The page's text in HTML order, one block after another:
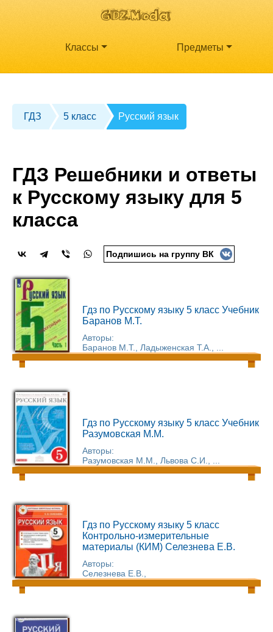
Классы Предметы
ГДЗ 5 класс Русский язык
ГДЗ Решебники и ответы
к Русскому языку для 5
класса
Подпишись на группу ВК
Гдз по Русскому языку 5 класс Учебник
Баранов М.Т.
Авторы:
Баранов М.Т., Ладыженская Т.А., ...
Гдз по Русскому языку 5 класс Учебник
Разумовская М.М.
Авторы:
Разумовская М.М., Львова С.И., ...
Гдз по Русскому языку 5 класс
Контрольно-измерительные
материалы (КИМ) Селезнева Е.В.
Авторы:
Селезнева Е.В.,